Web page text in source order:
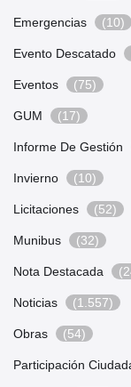
Emergencias (10)
Evento Descatado
Eventos (75)
GUM (17)
Informe De Gestión
Invierno (10)
Licitaciones (52)
Munibus (32)
Nota Destacada
Noticias (1.557)
Obras (54)
Participación